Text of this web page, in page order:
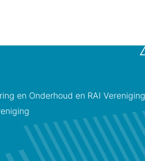
en Onderhoud en RAI Vereniging